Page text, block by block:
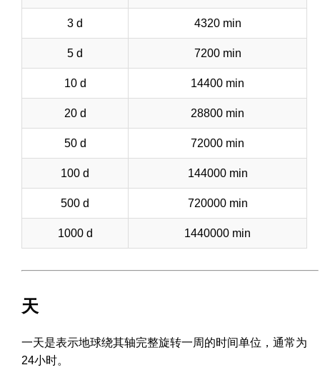
3 d 4320 min
5 d 7200 min
10 d 14400 min
20 d 28800 min
50 d 72000 min
100 d 144000 min
500 d 720000 min
1000 d 1440000 min
天
一天是表示地球绕其轴完整旋转一周的时间单位，通常为
24小时。